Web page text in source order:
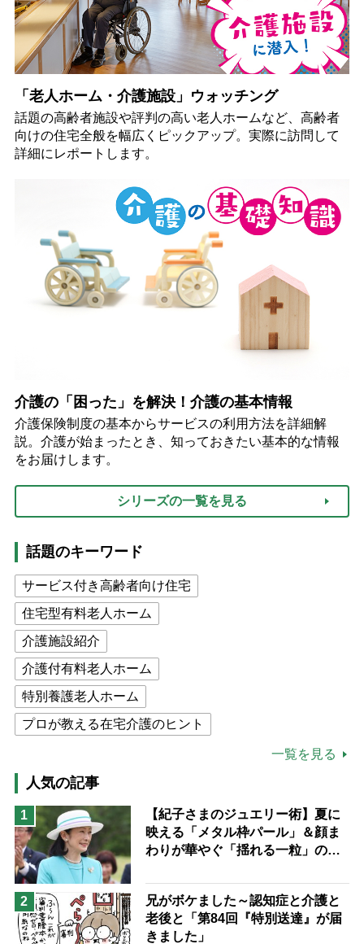
「老人ホーム・介護施設」ウォッチング
話題の高齢者施設や評判の高い老人ホームなど、高齢者
向けの住宅全般を幅広くピックアップ。実際に訪問して
詳細にレポートします。
介護の「困った」を解決！介護の基本情報
介護保険制度の基本からサービスの利用方法を詳細解
説。介護が始まったとき、知っておきたい基本的な情報
をお届けします。
シリーズの一覧を見る
話題のキーワード
サービス付き高齢者向け住宅
住宅型有料老人ホーム
介護施設紹介
介護付有料老人ホーム
特別養護老人ホーム
プロが教える在宅介護のヒント
高木ブー
ケアマネジャー
猫が母になつきません
息子の遠距離介護サバイバル術
兄がボケました
予防法
一覧を見る
人気の記事
1
【紀子さまのジュエリー術】夏に
映える「メタル枠パール」＆顔ま
わりが華やぐ「揺れる一粒」の使
2
兄がボケました～認知症と介護と
老後と「第84回『特別送達』が届
きました」